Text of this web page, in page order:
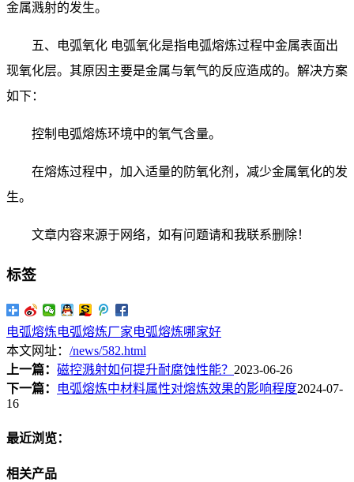
金属溅射的发生。
五、电弧氧化 电弧氧化是指电弧熔炼过程中金属表面出
现氧化层。其原因主要是金属与氧气的反应造成的。解决方案
如下：
控制电弧熔炼环境中的氧气含量。
在熔炼过程中，加入适量的防氧化剂，减少金属氧化的发
生。
文章内容来源于网络，如有问题请和我联系删除！
标签
电弧熔炼电弧熔炼厂家电弧熔炼哪家好
本文网址： /news/582.html
上一篇： 磁控溅射如何提升耐腐蚀性能？ 2023-06-26
下一篇：
电弧熔炼中材料属性对熔炼效果的影响程度2024-07-
16
最近浏览：
相关产品